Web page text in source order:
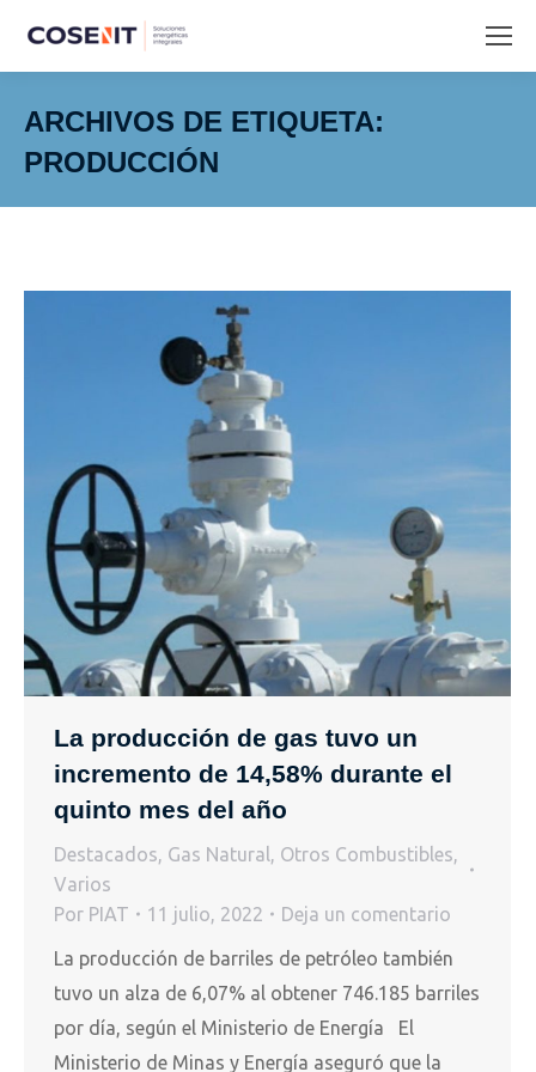
ARCHIVOS DE ETIQUETA:
PRODUCCIÓN
La producción de gas tuvo un
incremento de 14,58% durante el
quinto mes del año
Destacados, Gas Natural , Otros Combustibles,
Varios
Por PIAT 11 julio, 2022 Deja un comentario
La producción de barriles de petróleo también
tuvo un alza de 6,07% al obtener 746.185 barriles
por día, según el Ministerio de Energía El
Ministerio de Minas y Energía aseguró que la